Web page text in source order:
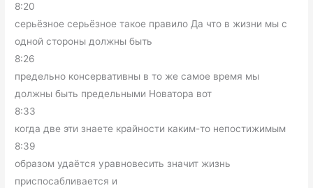
8:20
серьёзное серьёзное такое правило Да что в жизни мы с
одной стороны должны быть
8:26
предельно консервативны в то же самое время мы
должны быть предельными Новатора вот
8:33
когда две эти знаете крайности каким-то непостижимым
8:39
образом удаётся уравновесить значит жизнь
приспосабливается и